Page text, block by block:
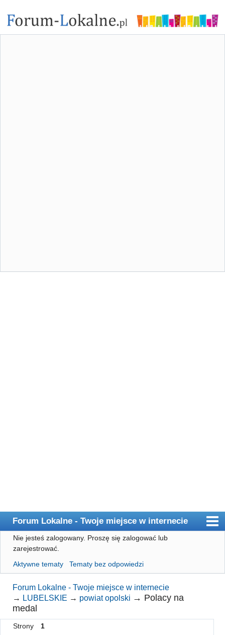
Forum Lokalne - Twoje miejsce w internecie
Główna
Użytkownicy
Rejestracja
Nie jesteś zalogowany. Proszę się zalogować lub
zarejestrować.
Aktywne tematy
Tematy bez odpowiedzi
Forum Lokalne - Twoje miejsce w internecie
→ LUBELSKIE → powiat opolski → Polacy na
medal
Strony 1